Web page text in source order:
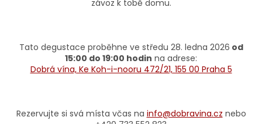
závoz k tobě domu.
Tato degustace proběhne ve středu 28. ledna 2026 od
15:00 do 19:00 hodin na adrese:
Dobrá vína, Ke Koh-i-nooru 472/21, 155 00 Praha 5
Rezervujte si svá místa včas na info@dobravina.cz nebo